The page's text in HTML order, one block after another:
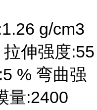
g/cm3
伸强度:55
% 弯曲强
量:2400